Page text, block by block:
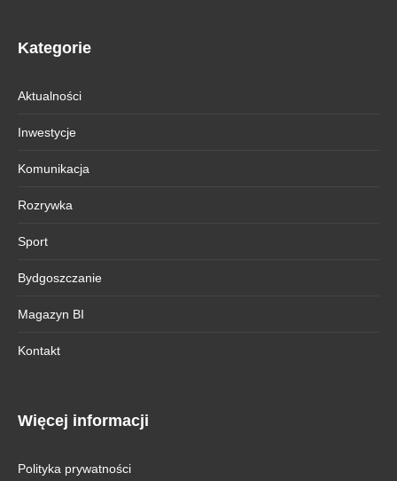
Kategorie
Aktualności
Inwestycje
Komunikacja
Rozrywka
Sport
Bydgoszczanie
Magazyn BI
Kontakt
Więcej informacji
Polityka prywatności